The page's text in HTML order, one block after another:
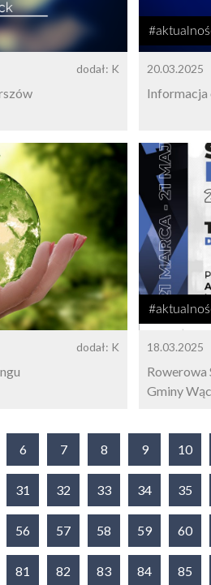
dodał: K 20.03.2025
dodał: K 18.03.2025
Gminy
6 7 8 9 10
31 32 33 34 35
56 57 58 59 60
81 82 83 84 85